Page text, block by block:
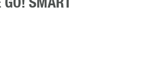
GO! SMART